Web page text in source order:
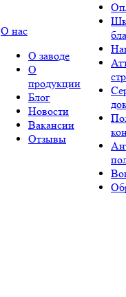
О нас
О заводе
О
продукции
Блог
Новости
Вакансии
Отзывы